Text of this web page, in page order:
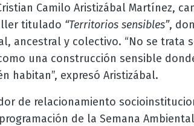
Camilo Aristizábal Martínez,
titulado “Territorios sensibles”,
ancestral y colectivo. “No se trata
una construcción sensible
habitan”, expresó Aristizábal.
de relacionamiento
de la Semana